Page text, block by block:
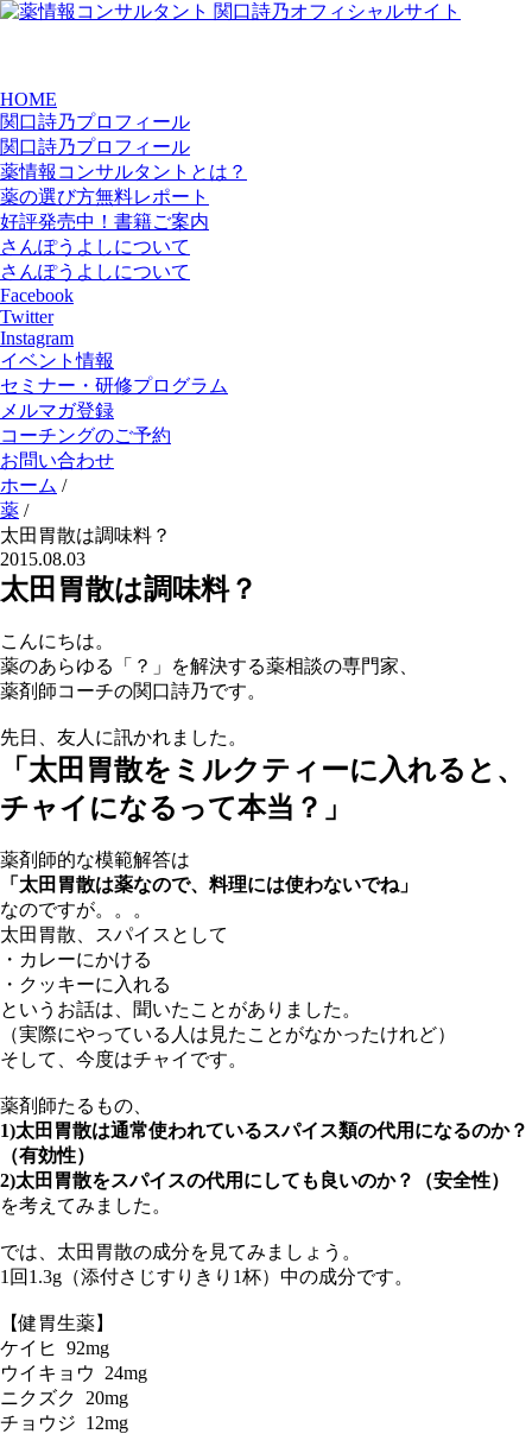
HOME
関口詩乃プロフィール
関口詩乃プロフィール
薬情報コンサルタントとは？
薬の選び方無料レポート
好評発売中！書籍ご案内
さんぽうよしについて
さんぽうよしについて
Facebook
Twitter
Instagram
イベント情報
セミナー・研修プログラム
メルマガ登録
コーチングのご予約
お問い合わせ
ホーム /
薬 /
太田胃散は調味料？
2015.08.03
太田胃散は調味料？
こんにちは。
薬のあらゆる「？」を解決する薬相談の専門家、
薬剤師コーチの関口詩乃です。
先日、友人に訊かれました。
「太田胃散をミルクティーに入れると、
チャイになるって本当？」
薬剤師的な模範解答は
「太田胃散は薬なので、料理には使わないでね」
なのですが。。。
太田胃散、スパイスとして
・カレーにかける
・クッキーに入れる
というお話は、聞いたことがありました。
（実際にやっている人は見たことがなかったけれど）
そして、今度はチャイです。
薬剤師たるもの、
1)太田胃散は通常使われているスパイス類の代用になるのか？
（有効性）
2)太田胃散をスパイスの代用にしても良いのか？（安全性）
を考えてみました。
では、太田胃散の成分を見てみましょう。
1回1.3g（添付さじすりきり1杯）中の成分です。
【健胃生薬】
ケイヒ 92mg
ウイキョウ 24mg
ニクズク 20mg
チョウジ 12mg